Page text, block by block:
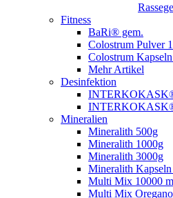
Fitness
BaRi® gem.
Colostrum Pulver
Colostrum
Mehr Artikel
Desinfektion
Mineralien
Mineralith 500g
Mineralith 1000g
Mineralith 3000g
Mineralith
Multi Mix 10000
Multi Mix